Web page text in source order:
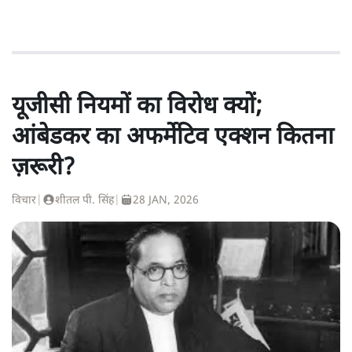
यूजीसी नियमों का विरोध क्यों;
आंबेडकर का अफर्मेटिव एक्शन कितना
ज़रूरी?
विचार शीतल पी. सिंह| 28 JAN, 2026